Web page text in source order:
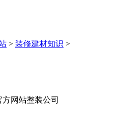
> 装修建材知识 >
网站整装公司